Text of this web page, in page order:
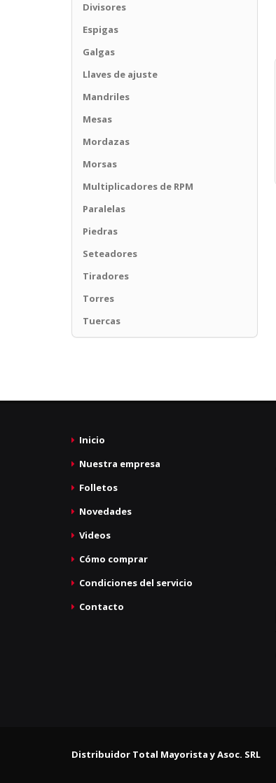
Divisores
Espigas
Galgas
Llaves de ajuste
Mandriles
Mesas
Mordazas
Morsas
Multiplicadores de RPM
Paralelas
Piedras
Seteadores
Tiradores
Torres
Tuercas
Inicio
Nuestra empresa
Folletos
Novedades
Videos
Cómo comprar
Condiciones del servicio
Contacto
Distribuidor Total Mayorista y Asoc. SRL